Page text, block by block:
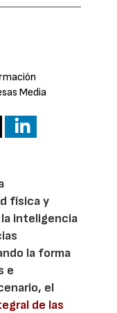
Media
física y
inteligencia
la forma
e
el
de las